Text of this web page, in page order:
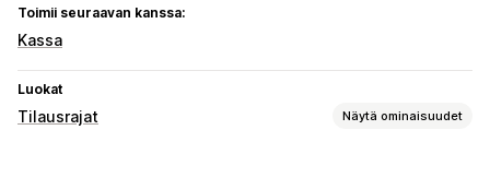
Toimii seuraavan kanssa:
Kassa
Luokat
Tilausrajat Näytä ominaisuudet